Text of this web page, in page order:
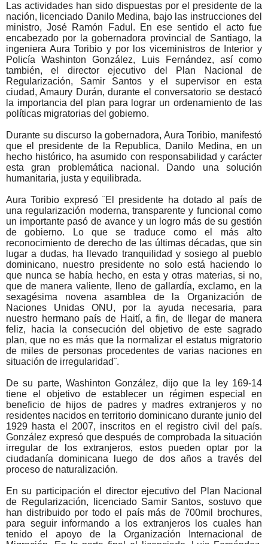
Las actividades han sido dispuestas por el presidente de la
nación, licenciado Danilo Medina, bajo las instrucciones del
ministro, José Ramón Fadul. En ese sentido el acto fue
encabezado por la gobernadora provincial de Santiago, la
ingeniera Aura Toribio y por los viceministros de Interior y
Policía Washinton González, Luis Fernández, así como
también, el director ejecutivo del Plan Nacional de
Regularización, Samir Santos y el supervisor en esta
ciudad, Amaury Durán, durante el conversatorio se destacó
la importancia del plan para lograr un ordenamiento de las
políticas migratorias del gobierno.
Durante su discurso la gobernadora, Aura Toribio, manifestó
que el presidente de la Republica, Danilo Medina, en un
hecho histórico, ha asumido con responsabilidad y carácter
esta gran problemática nacional. Dando una solución
humanitaria, justa y equilibrada.
Aura Toribio expresó ¨El presidente ha dotado al país de
una regularización moderna, transparente y funcional como
un importante pasó de avance y un logro más de su gestión
de gobierno. Lo que se traduce como el más alto
reconocimiento de derecho de las últimas décadas, que sin
lugar a dudas, ha llevado tranquilidad y sosiego al pueblo
dominicano, nuestro presidente no solo está haciendo lo
que nunca se había hecho, en esta y otras materias, si no,
que de manera valiente, lleno de gallardía, exclamo, en la
sexagésima novena asamblea de la Organización de
Naciones Unidas ONU, por la ayuda necesaria, para
nuestro hermano país de Haití, a fin, de llegar de manera
feliz, hacia la consecución del objetivo de este sagrado
plan, que no es más que la normalizar el estatus migratorio
de miles de personas procedentes de varias naciones en
situación de irregularidad¨.
De su parte, Washinton González, dijo que la ley 169-14
tiene el objetivo de establecer un régimen especial en
beneficio de hijos de padres y madres extranjeros y no
residentes nacidos en territorio dominicano durante junio del
1929 hasta el 2007, inscritos en el registro civil del país.
González expresó que después de comprobada la situación
irregular de los extranjeros, estos pueden optar por la
ciudadanía dominicana luego de dos años a través del
proceso de naturalización.
En su participación el director ejecutivo del Plan Nacional
de Regularización, licenciado Samir Santos, sostuvo que
han distribuido por todo el país más de 700mil brochures,
para seguir informando a los extranjeros los cuales han
tenido el apoyo de la Organización Internacional de